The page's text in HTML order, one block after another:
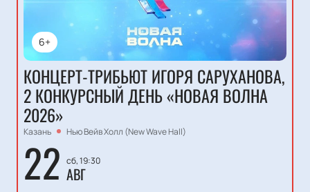
6+
КОНЦЕРТ-ТРИБЬЮТ ИГОРЯ САРУХАНОВА,
2 КОНКУРСНЫЙ ДЕНЬ «НОВАЯ ВОЛНА
2026»
Казань Нью Вейв Холл (New Wave Hall)
22 сб, 19:30
АВГ